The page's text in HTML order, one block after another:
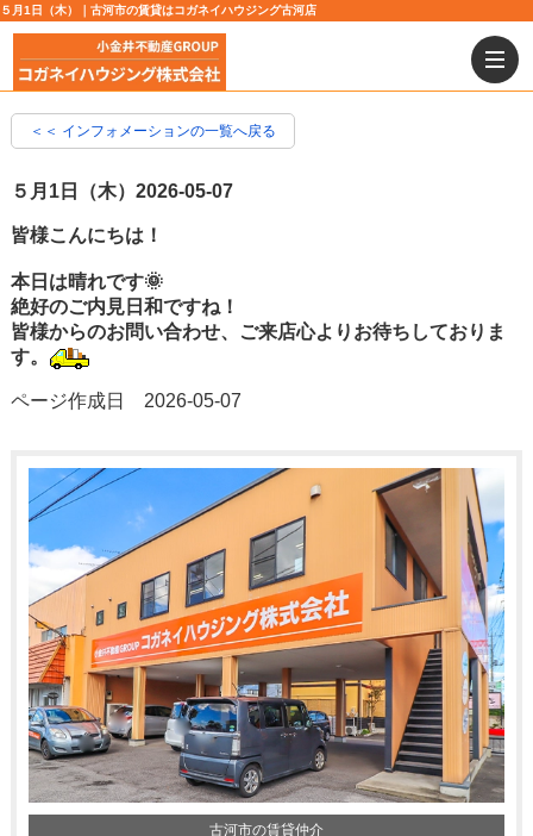
５月1日（木）｜古河市の賃貸はコガネイハウジング古河店
＜＜ インフォメーションの一覧へ戻る
５月1日（木） 2026-05-07
皆様こんにちは！
本日は晴れです🌞
絶好のご内見日和ですね！
皆様からのお問い合わせ、ご来店心よりお待ちしておりま
す。
ページ作成日 2026-05-07
古河市の賃貸仲介